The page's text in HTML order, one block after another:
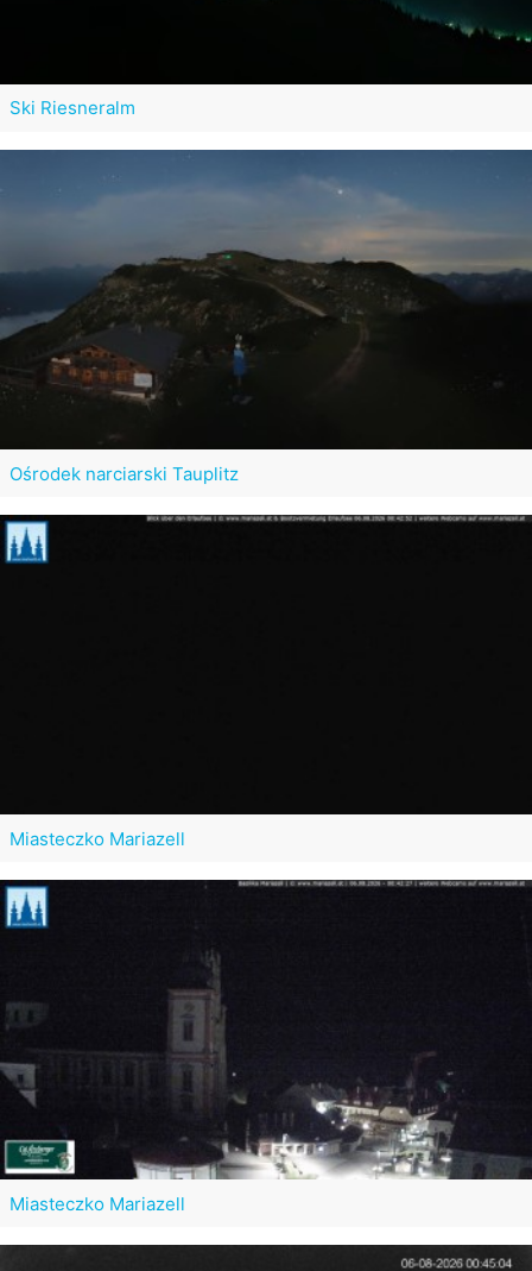
Ski Riesneralm
Ośrodek narciarski Tauplitz
Miasteczko Mariazell
Miasteczko Mariazell